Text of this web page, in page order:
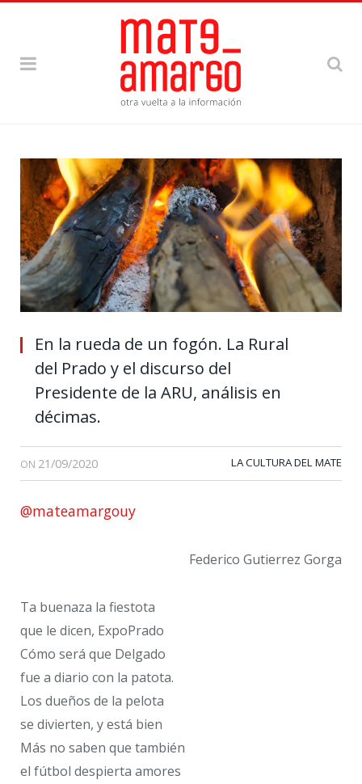
En la rueda de un fogón. La Rural
del Prado y el discurso del
Presidente de la ARU, análisis en
décimas.
ON 21/09/2020 LA CULTURA DEL MATE
@mateamargouy
Federico Gutierrez Gorga
Ta buenaza la fiestota
que le dicen, ExpoPrado
Cómo será que Delgado
fue a diario con la patota.
Los dueños de la pelota
se divierten, y está bien
Más no saben que también
el fútbol despierta amores